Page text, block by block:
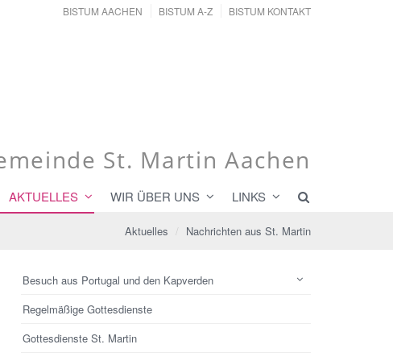
BISTUM AACHEN BISTUM A-Z BISTUM KONTAKT
St. Martin Aachen
AKTUELLES WIR ÜBER UNS LINKS
Aktuelles Nachrichten aus St. Martin
Besuch aus Portugal und den Kapverden
Regelmäßige Gottesdienste
Gottesdienste St. Martin